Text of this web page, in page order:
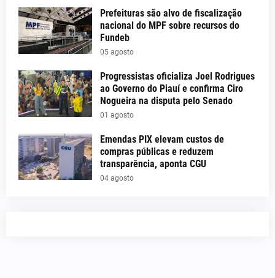
Prefeituras são alvo de fiscalização
nacional do MPF sobre recursos do
Fundeb
05 agosto
Progressistas oficializa Joel Rodrigues
ao Governo do Piauí e confirma Ciro
Nogueira na disputa pelo Senado
01 agosto
Emendas PIX elevam custos de
compras públicas e reduzem
transparência, aponta CGU
04 agosto